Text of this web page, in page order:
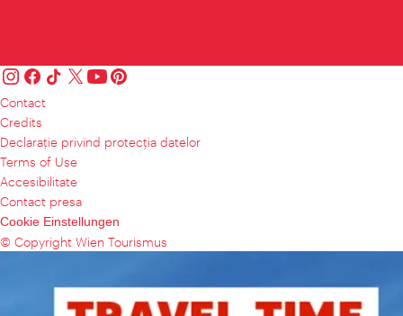
Contact
Credits
Declaraţie privind protecţia datelor
Terms of Use
Accesibilitate
Contact presa
Cookie Einstellungen
© Copyright Wien Tourismus